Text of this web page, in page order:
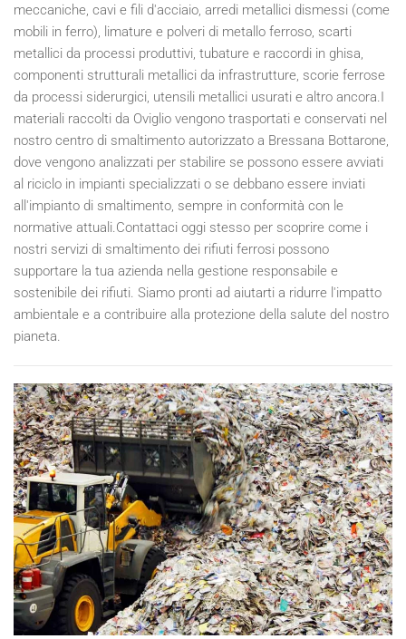
meccaniche, cavi e fili d'acciaio, arredi metallici dismessi (come
mobili in ferro), limature e polveri di metallo ferroso, scarti
metallici da processi produttivi, tubature e raccordi in ghisa,
componenti strutturali metallici da infrastrutture, scorie ferrose
da processi siderurgici, utensili metallici usurati e altro ancora.I
materiali raccolti da Oviglio vengono trasportati e conservati nel
nostro centro di smaltimento autorizzato a Bressana Bottarone,
dove vengono analizzati per stabilire se possono essere avviati
al riciclo in impianti specializzati o se debbano essere inviati
all'impianto di smaltimento, sempre in conformità con le
normative attuali.Contattaci oggi stesso per scoprire come i
nostri servizi di smaltimento dei rifiuti ferrosi possono
supportare la tua azienda nella gestione responsabile e
sostenibile dei rifiuti. Siamo pronti ad aiutarti a ridurre l'impatto
ambientale e a contribuire alla protezione della salute del nostro
pianeta.